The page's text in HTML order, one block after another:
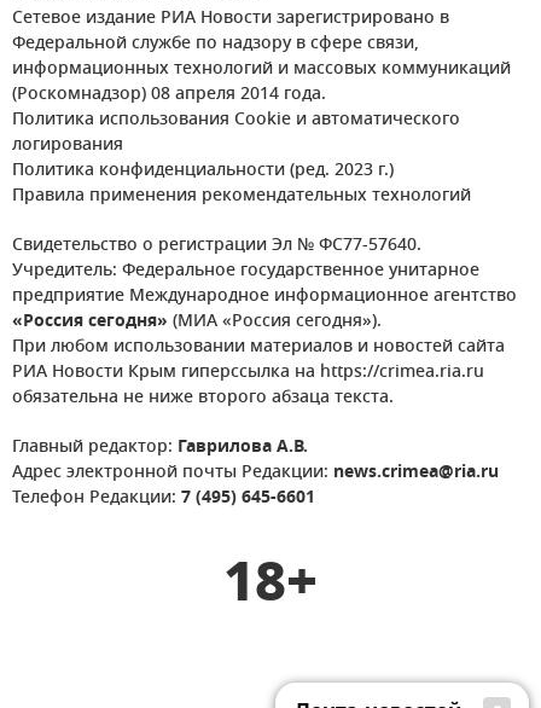
Сетевое издание РИА Новости зарегистрировано в
Федеральной службе по надзору в сфере связи,
информационных технологий и массовых коммуникаций
(Роскомнадзор) 08 апреля 2014 года.
Политика использования Cookie и автоматического
логирования
Политика конфиденциальности (ред. 2023 г.)
Правила применения рекомендательных технологий
Свидетельство о регистрации Эл № ФС77-57640.
Учредитель: Федеральное государственное унитарное
предприятие Международное информационное агентство
«Россия сегодня» (МИА «Россия сегодня»).
При любом использовании материалов и новостей сайта
РИА Новости Крым гиперссылка на https://crimea.ria.ru
обязательна не ниже второго абзаца текста.
Главный редактор: Гаврилова А.В.
Адрес электронной почты Редакции: news.crimea@ria.ru
Телефон Редакции: 7 (495) 645-6601
18+